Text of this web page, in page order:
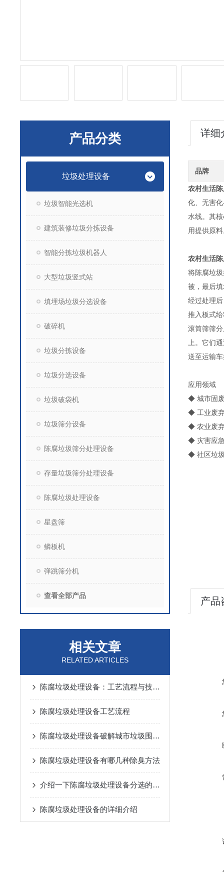
产品分类
垃圾处理设备
垃圾智能光选机
建筑装修垃圾分拣设备
智能分拣垃圾机器人
大型垃圾竖式站
填埋场垃圾分选设备
破碎机
垃圾分拣设备
垃圾分选设备
垃圾破袋机
垃圾筛分设备
陈腐垃圾筛分处理设备
存量垃圾筛分处理设备
陈腐垃圾处理设备
星盘筛
鳞板机
弹跳筛分机
查看全部产品
相关文章
RELATED ARTICLES
陈腐垃圾处理设备：工艺流程与技术解析
陈腐垃圾处理设备工艺流程
陈腐垃圾处理设备破解城市垃圾围城困局
陈腐垃圾处理设备有哪几种除臭方法
介绍一下陈腐垃圾处理设备分选的工艺流程
陈腐垃圾处理设备的详细介绍
详细
品牌
农村生活
化、无害
水线。其
用提供原
农村生活
将陈腐垃
被，最后
经过处理
推入板式
滚筒筛筛
上。它们
送至运输
应用领域
◆ 城市固
◆ 工业废
◆ 农业废
◆ 灾害应
◆ 社区垃
产品